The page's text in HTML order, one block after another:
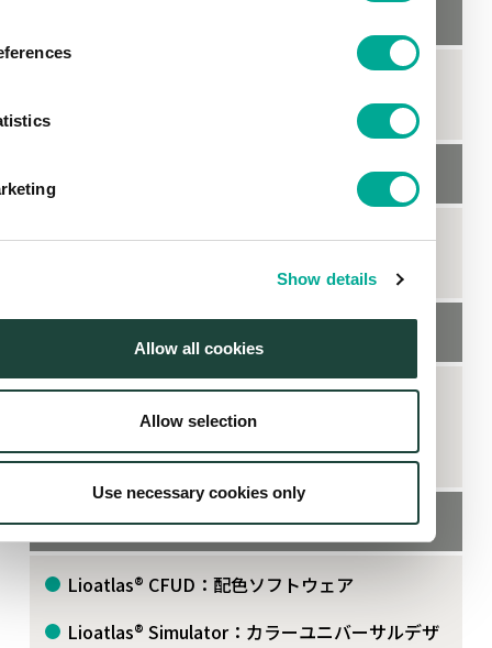
Show details
Allow all cookies
Allow selection
Use necessary cookies only
東京都立産業貿易センター浜松町館（東京都港
「MUDを見る・触れる」展示コーナーのワークシ
全日本印刷工業組合連合会
内閣府認証特定非営利活動法人 メディア・ユニバ
ーサル・デザイン協会
出展製品
Lioatlas® CFUD：配色ソフトウェア
Lioatlas® Simulator：カラーユニバーサルデザ